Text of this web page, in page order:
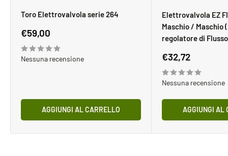
Toro Elettrovalvola serie 264
Prezzo
€59,00
Nessuna recensione
AGGIUNGI AL CARRELLO
Elettrovalvola EZ
Maschio / Maschio
regolatore di Flusso
Prezzo
€32,72
Nessuna recensione
AGGIUNGI AL